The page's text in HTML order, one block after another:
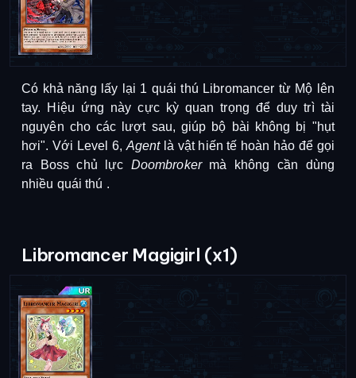
Có khả năng lấy lại 1 quái thú Libromancer từ Mộ lên
tay. Hiệu ứng này cực kỳ quan trọng để duy trì tài
nguyên cho các lượt sau, giúp bộ bài không bị "hụt
hơi".Với Level 6, Agentlà vật hiến tế hoàn hảo để gọi
ra Boss chủ lực Doombrokermà không cần dùng
nhiều quái thú .
Libromancer Magigirl (x1)